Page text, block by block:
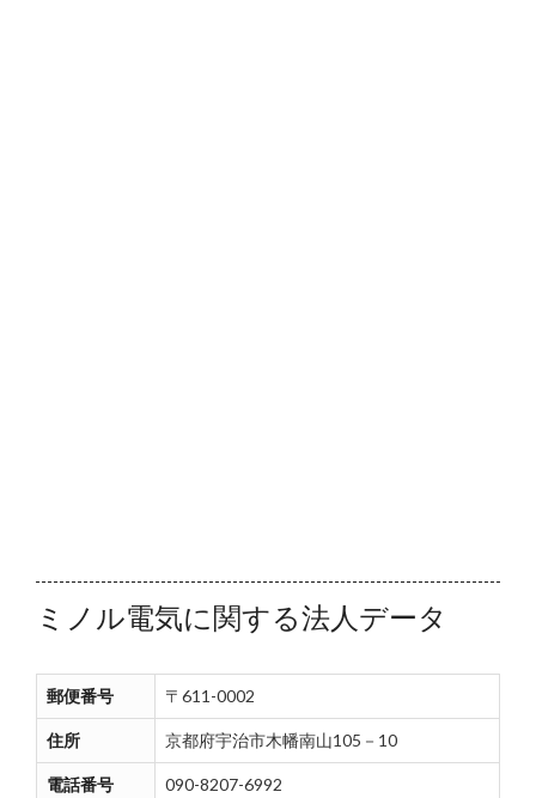
ミノル電気に関する法人データ
郵便番号 〒611-0002
住所 京都府宇治市木幡南山105－10
電話番号 090-8207-6992